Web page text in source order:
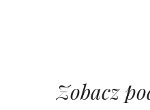
Zobacz